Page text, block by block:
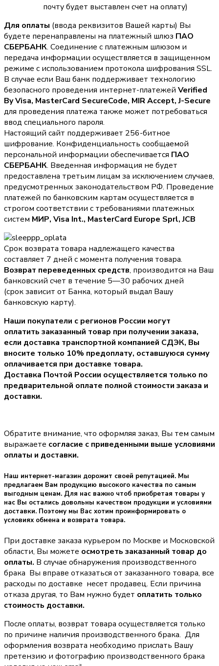
почту будет выставлен счет на оплату)
Для оплаты (ввода реквизитов Вашей карты) Вы
будете перенаправлены на платежный шлюз ПАО
СБЕРБАНК. Соединение с платежным шлюзом и
передача информации осуществляется в защищенном
режиме с использованием протокола шифрования SSL.
В случае если Ваш банк поддерживает технологию
безопасного проведения интернет-платежей Verified
By Visa, MasterCard SecureCode, MIR Accept, J-Secure
для проведения платежа также может потребоваться
ввод специального пароля.
Настоящий сайт поддерживает 256-битное
шифрование. Конфиденциальность сообщаемой
персональной информации обеспечивается ПАО
СБЕРБАНК. Введенная информация не будет
предоставлена третьим лицам за исключением случаев,
предусмотренных законодательством РФ. Проведение
платежей по банковским картам осуществляется в
строгом соответствии с требованиями платежных
систем МИР, Visa Int., MasterCard Europe Sprl, JCB
Срок возврата товара надлежащего качества
составляет 7 дней с момента получения товара.
Возврат переведенных средств, производится на Ваш
банковский счет в течение 5—30 рабочих дней
(срок зависит от Банка, который выдал Вашу
банковскую карту).
Наши покупатели с регионов России могут
оплатить заказанный товар при получении заказа,
если доставка транспортной компанией СДЭК, Вы
вносите только 10% предоплату, оставшуюся сумму
оплачивается при доставке товара.
Доставка Почтой России осуществляется только по
предварительной оплате полной стоимости заказа и
доставки.
Обратите внимание, что оформляя заказ, Вы тем самым
выражаете согласие с приведенными выше условиями
оплаты и доставки.
Наш интернет-магазин дорожит своей репутацией. Мы
предлагаем Вам продукцию высокого качества по самым
выгодным ценам. Для нас важно чтоб приобретая товары у
нас Вы остались довольны качеством продукции и условиями
доставки. Поэтому мы Вас хотим проинформировать о
условиях обмена и возврата товара.
При доставке заказа курьером по Москве и Московской
области, Вы можете осмотреть заказанный товар до
оплаты. В случае обнаружения производственного
брака Вы вправе отказаться от заказанного товара, все
расходы по доставке несет продавец. Если причина
отказа другая, то Вам нужно будет оплатить только
стоимость доставки.
После оплаты, возврат товара осуществляется только
по причине наличия производственного брака. Для
оформления возврата необходимо прислать Вашу
претензию и фотографию производственного брака